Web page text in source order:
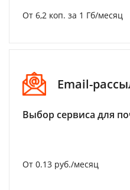
От 6,2 коп. за 1 Гб/месяц
Email-
Выбор сервиса для
От 0.13 руб./месяц